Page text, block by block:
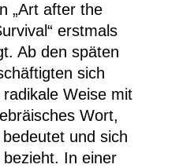
„Art after the
erstmals
Ab den späten
sich
Weise mit
Wort,
und sich
In einer